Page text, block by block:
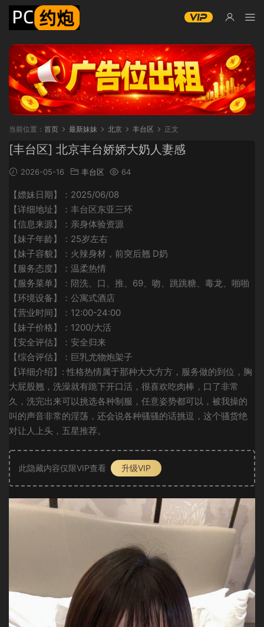
当前位置： 首页 最新妹妹 北京 丰台区 正文
[丰台区] 北京丰台娇娇大奶人妻感
2026-05-16 丰台区 64
【嫖妹日期】：2025/06/08
【详细地址】：丰台区东亚三环
【信息来源】：亲身体验资源
【妹子年龄】：25岁左右
【妹子容貌】：火辣身材，前突后翘 D奶
【服务态度】：温柔热情
【服务菜单】：陪洗、口、推、69、吻、跳跳糖、毒龙、啪啪
【环境设备】：公寓式酒店
【营业时间】：12:00-24:00
【妹子价格】：1200/大活
【安全评估】：安全归来
【综合评估】：巨乳尤物炮架子
【详细介绍】: 性格热情属于那种大大方方，服务做的到位，胸
大屁股翘，洗澡就有跪下开口活，很喜欢吃肉棒，口了非常
久，洗完出来可以挑选各种制服，任意姿势都可以，被我操的
叫的声音非常的淫荡，还会说各种骚骚的话挑逗，这个骚货绝
对让人上头，五星推荐。
此隐藏内容仅限VIP查看 升级VIP